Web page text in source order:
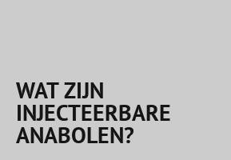
WAT ZIJN
INJECTEERBARE
ANABOLEN?